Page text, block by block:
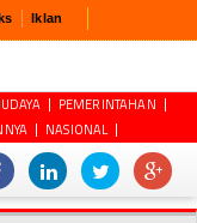
Iklan
PEMERINTAHAN
NASIONAL